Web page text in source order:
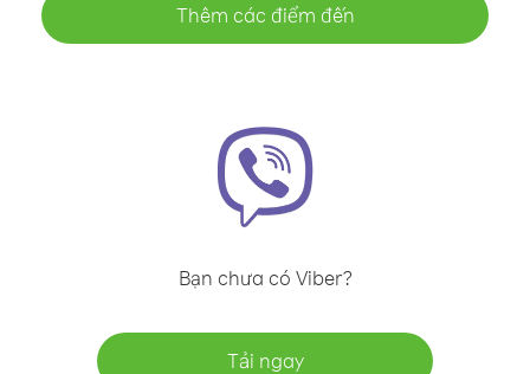
Thêm các điểm đến
Bạn chưa có Viber?
Tải ngay